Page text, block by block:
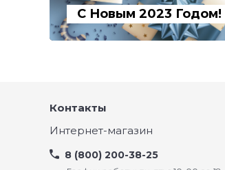
С Новым 2023 Годом!
Контакты
Интернет-магазин
8 (800) 200-38-25